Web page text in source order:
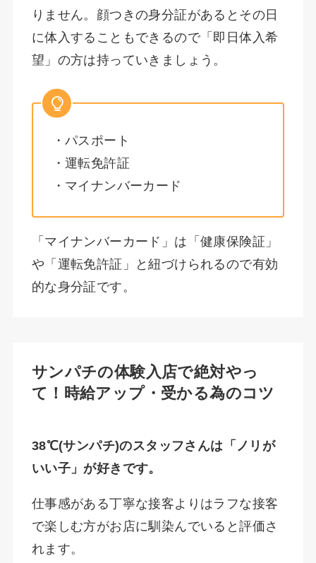
りません。顔つきの身分証があるとその日
に体入することもできるので「即日体入希
望」の方は持っていきましょう。
・パスポート
・運転免許証
・マイナンバーカード
「マイナンバーカード」は「健康保険証」
や「運転免許証」と紐づけられるので有効
的な身分証です。
サンパチの体験入店で絶対やっ
て！時給アップ・受かる為のコツ
38℃(サンパチ)のスタッフさんは「ノリが
いい子」が好きです。
仕事感がある丁寧な接客よりはラフな接客
で楽しむ方がお店に馴染んでいると評価さ
れます。